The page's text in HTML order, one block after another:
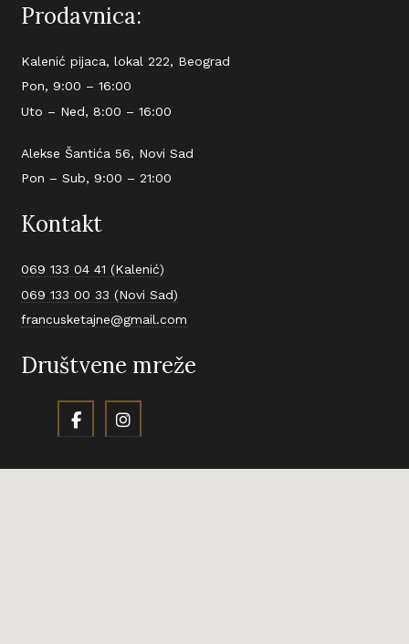
Prodavnica:
Kalenić pijaca, lokal 222, Beograd
Pon, 9:00 – 16:00
Uto – Ned, 8:00 – 16:00
Alekse Šantića 56, Novi Sad
Pon – Sub, 9:00 – 21:00
Kontakt
069 133 04 41 (Kalenić)
069 133 00 33 (Novi Sad)
francusketajne@gmail.com
Društvene mreže